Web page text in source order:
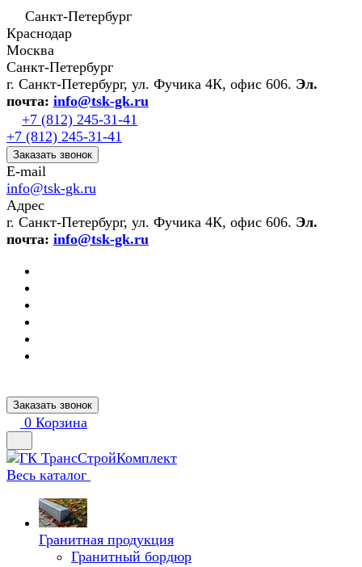
Санкт-Петербург
Краснодар
Москва
Санкт-Петербург
г. Санкт-Петербург, ул. Фучика 4К, офис 606. Эл.
почта: info@tsk-gk.ru
+7 (812) 245-31-41
+7 (812) 245-31-41
Заказать звонок
E-mail
info@tsk-gk.ru
Адрес
г. Санкт-Петербург, ул. Фучика 4К, офис 606. Эл.
почта: info@tsk-gk.ru
Заказать звонок
0 Корзина
Весь каталог
Гранитная продукция
Гранитный бордюр